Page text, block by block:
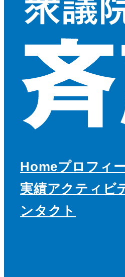
Homeプロフィ
実績アクティビ
ンタクト